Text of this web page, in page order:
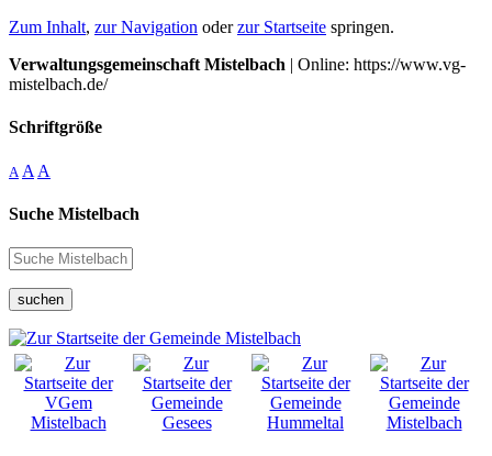
Zum Inhalt, zur Navigation oderzur Startseite springen.
Verwaltungsgemeinschaft Mistelbach | Online: https://www.vg-
mistelbach.de/
Schriftgröße
A A A
Suche Mistelbach
suchen